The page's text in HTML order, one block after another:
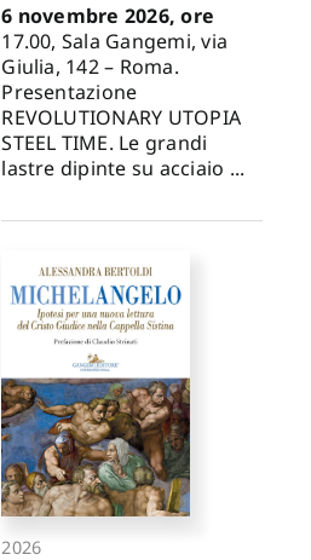
6 novembre 2026, ore
17.00, Sala Gangemi, via
Giulia, 142 – Roma.
Presentazione
REVOLUTIONARY UTOPIA
STEEL TIME. Le grandi
lastre dipinte su acciaio ...
2026